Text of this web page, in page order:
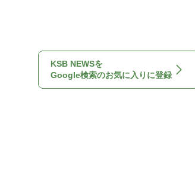
KSB NEWSを
Google検索のお気に入りに登録